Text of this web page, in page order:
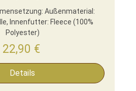
Außenmaterial:
Innenfutter: Fleece (100%
Polyester)
22,90 €
Details